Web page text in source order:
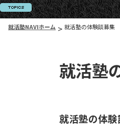
就活塾NAVIホーム > 就活塾の体験談募集
就活塾
就活塾の体